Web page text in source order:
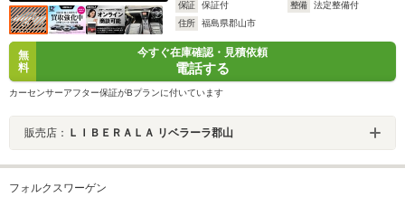
保証
保証付 整備
法定整備付
住所
福島県郡山市
無
料
今すぐ在庫確認・見積依頼
電話する
カーセンサーアフター保証がBプランに付いています
販売店： ＬＩＢＥＲＡＬＡ リベラーラ郡山
フォルクスワーゲン